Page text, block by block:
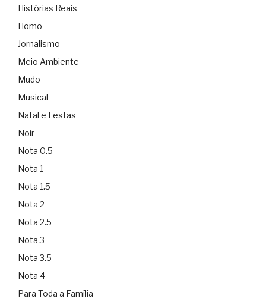
Histórias Reais
Homo
Jornalismo
Meio Ambiente
Mudo
Musical
Natal e Festas
Noir
Nota 0.5
Nota 1
Nota 1.5
Nota 2
Nota 2.5
Nota 3
Nota 3.5
Nota 4
Para Toda a Família